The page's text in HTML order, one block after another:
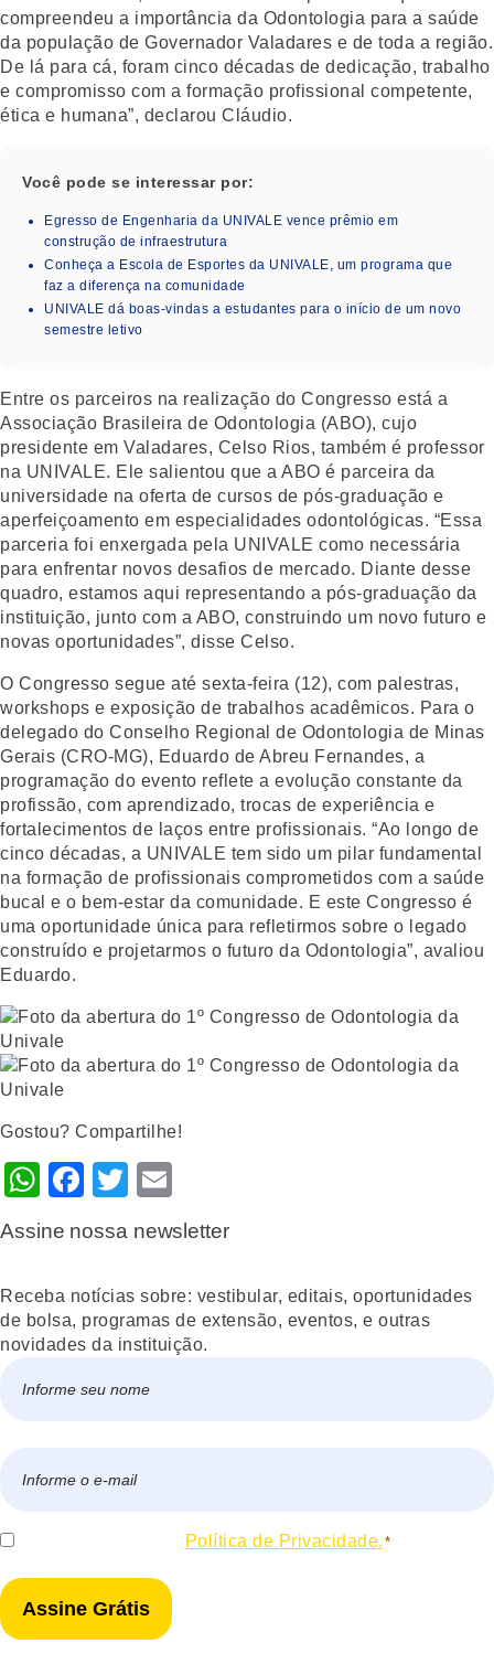
compreendeu a importância da Odontologia para a saúde
da população de Governador Valadares e de toda a região.
De lá para cá, foram cinco décadas de dedicação, trabalho
e compromisso com a formação profissional competente,
ética e humana”, declarou Cláudio.
Você pode se interessar por:
Egresso de Engenharia da UNIVALE vence prêmio em
construção de infraestrutura
Conheça a Escola de Esportes da UNIVALE, um programa que
faz a diferença na comunidade
UNIVALE dá boas-vindas a estudantes para o início de um novo
semestre letivo
Entre os parceiros na realização do Congresso está a
Associação Brasileira de Odontologia (ABO), cujo
presidente em Valadares, Celso Rios, também é professor
na UNIVALE. Ele salientou que a ABO é parceira da
universidade na oferta de cursos de pós-graduação e
aperfeiçoamento em especialidades odontológicas. “Essa
parceria foi enxergada pela UNIVALE como necessária
para enfrentar novos desafios de mercado. Diante desse
quadro, estamos aqui representando a pós-graduação da
instituição, junto com a ABO, construindo um novo futuro e
novas oportunidades”, disse Celso.
O Congresso segue até sexta-feira (12), com palestras,
workshops e exposição de trabalhos acadêmicos. Para o
delegado do Conselho Regional de Odontologia de Minas
Gerais (CRO-MG), Eduardo de Abreu Fernandes, a
programação do evento reflete a evolução constante da
profissão, com aprendizado, trocas de experiência e
fortalecimentos de laços entre profissionais. “Ao longo de
cinco décadas, a UNIVALE tem sido um pilar fundamental
na formação de profissionais comprometidos com a saúde
bucal e o bem-estar da comunidade. E este Congresso é
uma oportunidade única para refletirmos sobre o legado
construído e projetarmos o futuro da Odontologia”, avaliou
Eduardo.
Gostou? Compartilhe!
WhatsApp
Facebook
Twitter
Assine nossa newsletter
Receba notícias sobre: vestibular, editais, oportunidades
de bolsa, programas de extensão, eventos, e outras
novidades da instituição.
mail
Consentir Política de Privacidade. *